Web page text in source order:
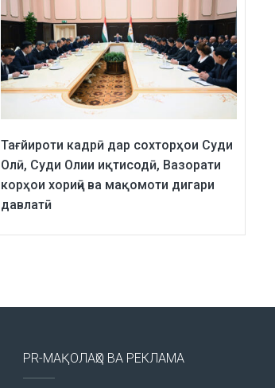
Тағйироти кадрӣ дар сохторҳои Суди
Олӣ, Суди Олии иқтисодӣ, Вазорати
корҳои хориҷӣ ва мақомоти дигари
давлатӣ
PR-МАҚОЛАҲО ВА РЕКЛАМА